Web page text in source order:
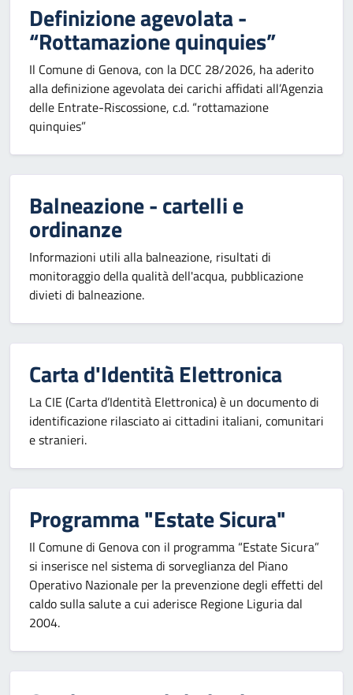
Definizione agevolata -
“Rottamazione quinquies”
Il Comune di Genova, con la DCC 28/2026, ha aderito
alla definizione agevolata dei carichi affidati all’Agenzia
delle Entrate-Riscossione, c.d. “rottamazione
quinquies”
Balneazione - cartelli e
ordinanze
Informazioni utili alla balneazione, risultati di
monitoraggio della qualità dell'acqua, pubblicazione
divieti di balneazione.
Carta d'Identità Elettronica
La CIE (Carta d’Identità Elettronica) è un documento di
identificazione rilasciato ai cittadini italiani, comunitari
e stranieri.
Programma "Estate Sicura"
Il Comune di Genova con il programma “Estate Sicura”
si inserisce nel sistema di sorveglianza del Piano
Operativo Nazionale per la prevenzione degli effetti del
caldo sulla salute a cui aderisce Regione Liguria dal
2004.